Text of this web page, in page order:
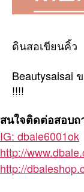
ดินสอเขียนคิ้ว
Beautysaisai
!!!!
สนใจติดต่อสอบถ
IG: dbale6001ok
http://
http://